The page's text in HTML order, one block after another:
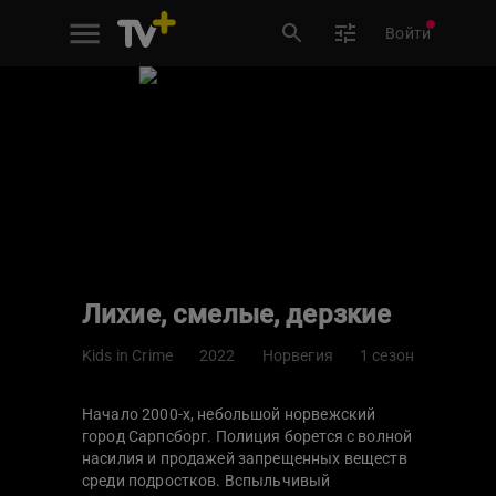
Войти
Лихие, смелые, дерзкие
Kids in Crime 2022 Норвегия 1 сезон
Начало 2000-х, небольшой норвежский
город Сарпсборг. Полиция борется с волной
насилия и продажей запрещенных веществ
среди подростков. Вспыльчивый